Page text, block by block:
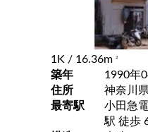
1K / 16.36m 2
築年
1990年
住所
神奈川
最寄駅
小田急